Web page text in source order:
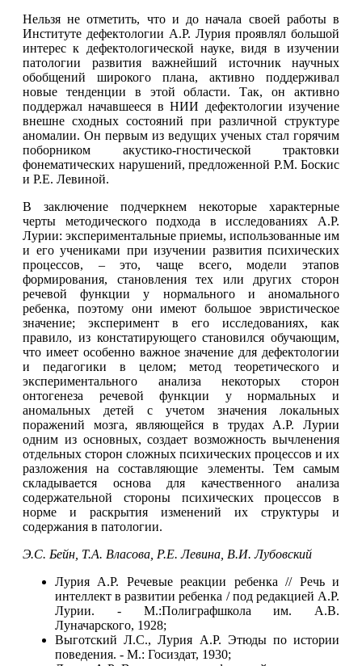
Нельзя не отметить, что и до начала своей работы в
Институте дефектологии А.Р. Лурия проявлял большой
интерес к дефектологической науке, видя в изучении
патологии развития важнейший источник научных
обобщений широкого плана, активно поддерживал
новые тенденции в этой области. Так, он активно
поддержал начавшееся в НИИ дефектологии изучение
внешне сходных состояний при различной структуре
аномалии. Он первым из ведущих ученых стал горячим
поборником акустико-гностической трактовки
фонематических нарушений, предложенной Р.М. Боскис
и Р.Е. Левиной.
В заключение подчеркнем некоторые характерные
черты методического подхода в исследованиях А.Р.
Лурии: экспериментальные приемы, использованные им
и его учениками при изучении развития психических
процессов, – это, чаще всего, модели этапов
формирования, становления тех или других сторон
речевой функции у нормального и аномального
ребенка, поэтому они имеют большое эвристическое
значение; эксперимент в его исследованиях, как
правило, из констатирующего становился обучающим,
что имеет особенно важное значение для дефектологии
и педагогики в целом; метод теоретического и
экспериментального анализа некоторых сторон
онтогенеза речевой функции у нормальных и
аномальных детей с учетом значения локальных
поражений мозга, являющейся в трудах А.Р. Лурии
одним из основных, создает возможность вычленения
отдельных сторон сложных психических процессов и их
разложения на составляющие элементы. Тем самым
складывается основа для качественного анализа
содержательной стороны психических процессов в
норме и раскрытия изменений их структуры и
содержания в патологии.
Э.С. Бейн, Т.А. Власова, Р.Е. Левина, В.И. Лубовский
Лурия А.Р. Речевые реакции ребенка // Речь и
интеллект в развитии ребенка / под редакцией А.Р.
Лурии. - М.:Полиграфшкола им. А.В.
Луначарского, 1928;
Выготский Л.С., Лурия А.Р. Этюды по истории
поведения. - М.: Госиздат, 1930;